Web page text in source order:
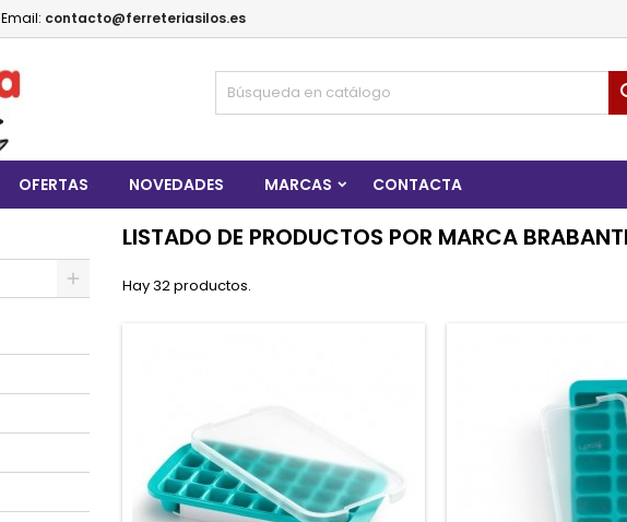
Email: contacto@ferreteriasilos.es
OFERTAS NOVEDADES MARCAS CONTACTA
LISTADO DE PRODUCTOS POR MARCA
Hay 32 productos.